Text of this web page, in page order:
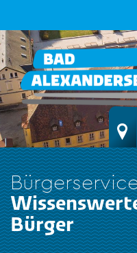
Bürger